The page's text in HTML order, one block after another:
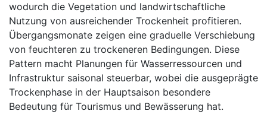
wodurch die Vegetation und landwirtschaftliche
Nutzung von ausreichender Trockenheit profitieren.
Übergangsmonate zeigen eine graduelle Verschiebung
von feuchteren zu trockeneren Bedingungen. Diese
Pattern macht Planungen für Wasserressourcen und
Infrastruktur saisonal steuerbar, wobei die ausgeprägte
Trockenphase in der Hauptsaison besondere
Bedeutung für Tourismus und Bewässerung hat.